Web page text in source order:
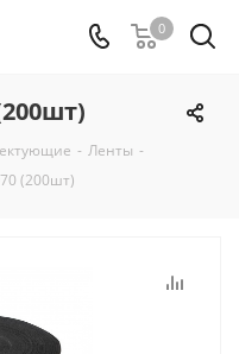
0
- Ленты -
(200шт)